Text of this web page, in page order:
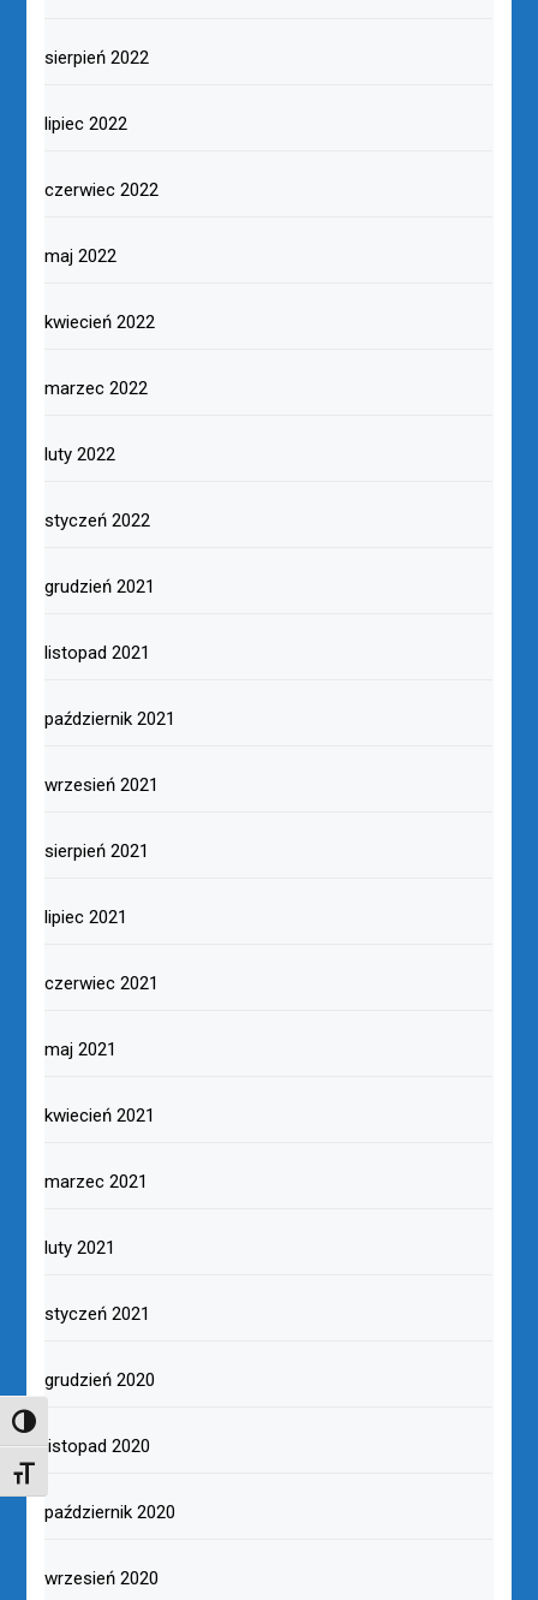
TOGGLE HIGH CONTRAST
TOGGLE FONT SIZE
sierpień 2022
lipiec 2022
czerwiec 2022
maj 2022
kwiecień 2022
marzec 2022
luty 2022
styczeń 2022
grudzień 2021
listopad 2021
październik 2021
wrzesień 2021
sierpień 2021
lipiec 2021
czerwiec 2021
maj 2021
kwiecień 2021
marzec 2021
luty 2021
styczeń 2021
grudzień 2020
listopad 2020
październik 2020
wrzesień 2020